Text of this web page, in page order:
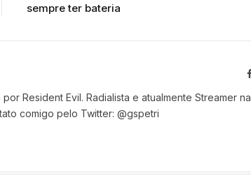
sempre ter bateria
Resident Evil. Radialista e atualmente Streamer na
comigo pelo Twitter: @gspetri